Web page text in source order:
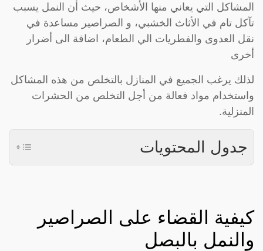
المشاكل التي يعاني منها الأشخاص، حيث أن النمل يسبب
تآكل تام في الأثاث الخشبي، و الصراصير مساعدة في
نقل العدوى والفطريات الي الطعام، اضافة الى أضرار
أخرى
لذلك يرغب الجميع في المنازل بالتخلص من هذه المشاكل
واستخدام مواد فعالة من أجل التخلص من الحشرات
المنزلية.
جدول المحتويات
كيفية القضاء على الصراصير
والنمل بالبصل